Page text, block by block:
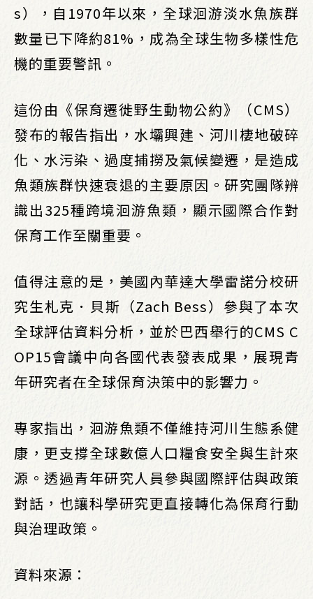
s），自1970年以來，全球洄游淡水魚族群
數量已下降約81%，成為全球生物多樣性危
機的重要警訊。
這份由《保育遷徙野生動物公約》（CMS）
發布的報告指出，水壩興建、河川棲地破碎
化、水污染、過度捕撈及氣候變遷，是造成
魚類族群快速衰退的主要原因。研究團隊辨
識出325種跨境洄游魚類，顯示國際合作對
保育工作至關重要。
值得注意的是，美國內華達大學雷諾分校研
究生札克．貝斯（Zach Bess）參與了本次
全球評估資料分析，並於巴西舉行的CMS C
OP15會議中向各國代表發表成果，展現青
年研究者在全球保育決策中的影響力。
專家指出，洄游魚類不僅維持河川生態系健
康，更支撐全球數億人口糧食安全與生計來
源。透過青年研究人員參與國際評估與政策
對話，也讓科學研究更直接轉化為保育行動
與治理政策。
資料來源：